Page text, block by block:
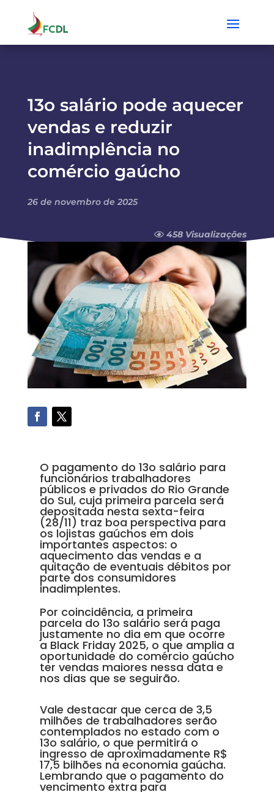
13o salário pode aquecer
vendas e reduzir
inadimplência no
comércio gaúcho
26 de novembro de 2025
458 Visualizações
O pagamento do 13o salário para
funcionários trabalhadores
públicos e privados do Rio Grande
do Sul, cuja primeira parcela será
depositada nesta sexta-feira
(28/11) traz boa perspectiva para
os lojistas gaúchos em dois
importantes aspectos: o
aquecimento das vendas e a
quitação de eventuais débitos por
parte dos consumidores
inadimplentes.
Por coincidência, a primeira
parcela do 13o salário será paga
justamente no dia em que ocorre
a Black Friday 2025, o que amplia a
oportunidade do comércio gaúcho
ter vendas maiores nessa data e
nos dias que se seguirão.
Vale destacar que cerca de 3,5
milhões de trabalhadores serão
contemplados no estado com o
13o salário, o que permitirá o
ingresso de aproximadamente R$
17,5 bilhões na economia gaúcha.
Lembrando que o pagamento do
vencimento extra para